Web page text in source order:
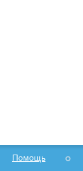
Помощь